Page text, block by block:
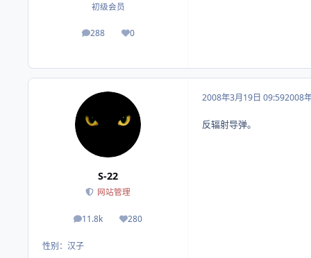
初级会员
288
帖子 0
荣誉积分
S-22
网站管理
11.8k
帖子 280
荣誉积分
性别： 汉子
2008年3月19日 09:592008
反辐射导弹。